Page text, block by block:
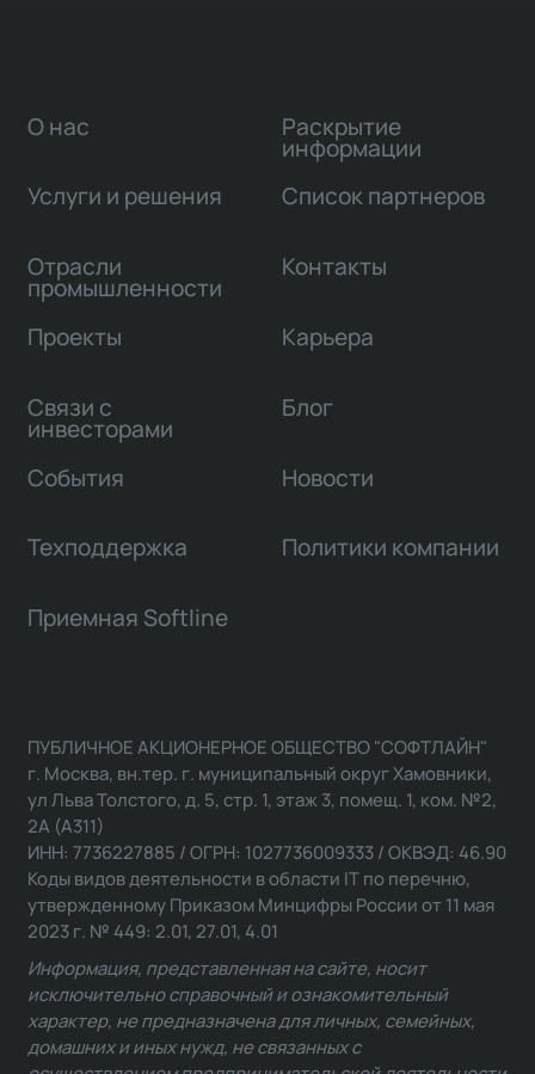
О нас
Услуги и решения
Отрасли
промышленности
Проекты
Связи с
инвесторами
Раскрытие
информации
Список партнеров
Контакты
Карьера
Блог
События Новости
Техподдержка Политики компании
Приемная Softline
ПУБЛИЧНОЕ АКЦИОНЕРНОЕ ОБЩЕСТВО "СОФТЛАЙН"
г. Москва, вн.тер. г. муниципальный округ Хамовники,
ул Льва Толстого, д. 5, стр. 1, этаж 3, помещ. 1, ком. №2,
2А (А311)
ИНН: 7736227885 / ОГРН: 1027736009333 / ОКВЭД: 46.90
Коды видов деятельности в области IT по перечню,
утвержденному Приказом Минцифры России от 11 мая
2023 г. № 449: 2.01, 27.01, 4.01
Информация, представленная на сайте, носит
исключительно справочный и ознакомительный
характер, не предназначена для личных, семейных,
домашних и иных нужд, не связанных с